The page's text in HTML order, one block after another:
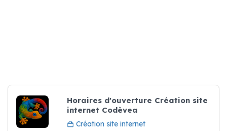
Horaires d'ouverture Création site
internet Codèvea
Création site internet